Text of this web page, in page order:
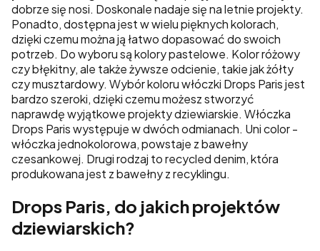
dobrze się nosi. Doskonale nadaje się na letnie projekty.
Ponadto, dostępna jest w wielu pięknych kolorach,
dzięki czemu można ją łatwo dopasować do swoich
potrzeb. Do wyboru są kolory pastelowe. Kolor różowy
czy błękitny, ale także żywsze odcienie, takie jak żółty
czy musztardowy. Wybór koloru włóczki Drops Paris jest
bardzo szeroki, dzięki czemu możesz stworzyć
naprawdę wyjątkowe projekty dziewiarskie. Włóczka
Drops Paris występuje w dwóch odmianach. Uni color -
włóczka jednokolorowa, powstaje z bawełny
czesankowej. Drugi rodzaj to recycled denim, która
produkowana jest z bawełny z recyklingu.
Drops Paris, do jakich projektów
dziewiarskich?